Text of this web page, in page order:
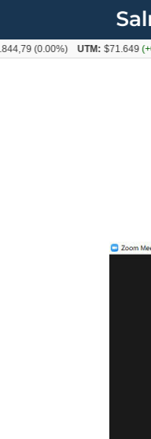
(0.00%) UTM: $71.649(+0.20%)